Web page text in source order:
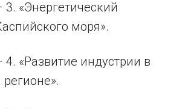
3. «Энергетический
моря».
4. «Развитие индустрии в